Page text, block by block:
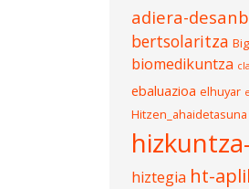
adiera-
bertsolaritza
biomedikuntza cla
ebaluazioa elhuyar
Hitzen_ahaidetasuna
hiztegia ht-